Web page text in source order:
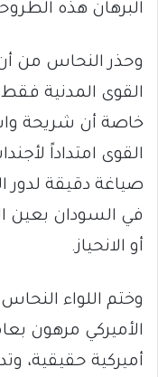
البرهان هذه
وحذر النحاس من
القوى المدنية
خاصة أن شريحة
القوى امتداداً
صياغة دقيقة لدور
في السودان بعين
أو الانحياز.
وختم اللواء
الأميركي مرهون
أميركية حقيقية،